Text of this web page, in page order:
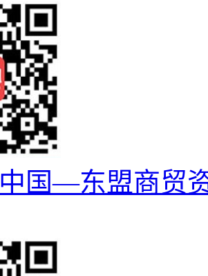
中国—东盟商贸